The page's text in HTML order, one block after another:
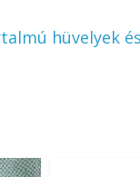
hüvelyek